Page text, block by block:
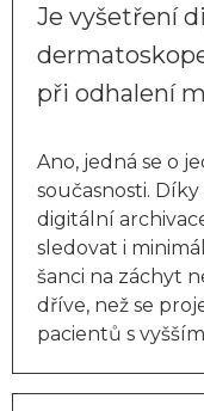
Je vyšetření
při odhalení
Ano, jedná se o
současnosti.
digitální
sledovat i
šanci na záchyt
dříve, než se
pacientů s